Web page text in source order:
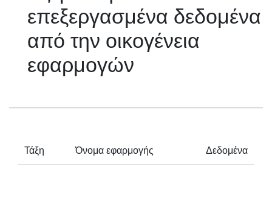
επεξεργασμένα δεδομένα
από την οικογένεια
εφαρμογών
Τάξη Όνομα εφαρμογής Δεδομένα